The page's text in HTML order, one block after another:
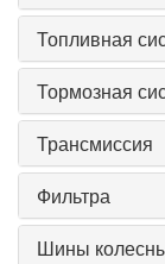
Топливная
Тормозная
Трансмиссия
Фильтра
Шины